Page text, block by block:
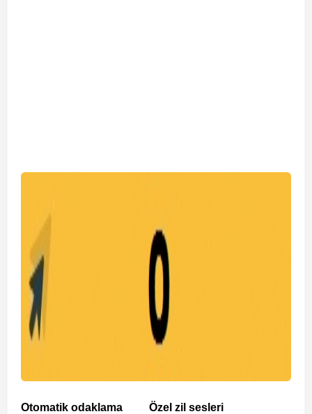
Otomatik odaklama
Özel zil sesleri